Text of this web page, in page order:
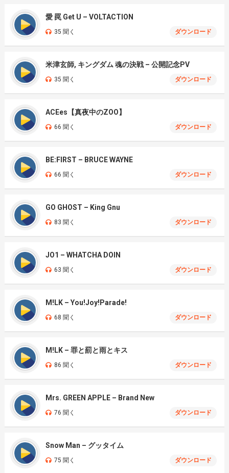
愛 罠 Get U – VOLTACTION
35 聞く ダウンロード
米津玄師, キングダム 魂の決戦 – 公開記念PV
35 聞く ダウンロード
ACEes【真夜中のZOO】
66 聞く ダウンロード
BE:FIRST – BRUCE WAYNE
66 聞く ダウンロード
GO GHOST – King Gnu
83 聞く ダウンロード
JO1 – WHATCHA DOIN
63 聞く ダウンロード
M!LK – You!Joy!Parade!
68 聞く ダウンロード
M!LK – 罪と罰と雨とキス
86 聞く ダウンロード
Mrs. GREEN APPLE – Brand New
76 聞く ダウンロード
Snow Man – グッタイム
75 聞く ダウンロード